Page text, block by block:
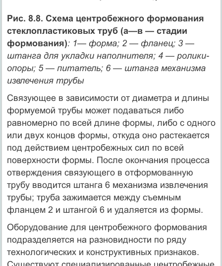
Рис. 8.8. Схема центробежного формования
стеклопластиковых труб (а—в — стадии
формования): 1— форма; 2 — фланец; 3 —
штанга для укладки наполнителя; 4 — ролики-
опоры; 5 — питатель; 6 — штанга механизма
извлечения трубы
Связующее в зависимости от диаметра и длины
формуемой трубы может подаваться либо
равномерно по всей длине формы, либо с одного
или двух концов формы, откуда оно растекается
под действием центробежных сил по всей
поверхности формы. После окончания процесса
отверждения связующего в отформованную
трубу вводится штанга 6 механизма извлечения
трубы; труба зажимается между съемным
фланцем 2 и штангой 6 и удаляется из формы.
Оборудование для центробежного формования
подразделяется на разновидности по ряду
технологических и конструктивных признаков.